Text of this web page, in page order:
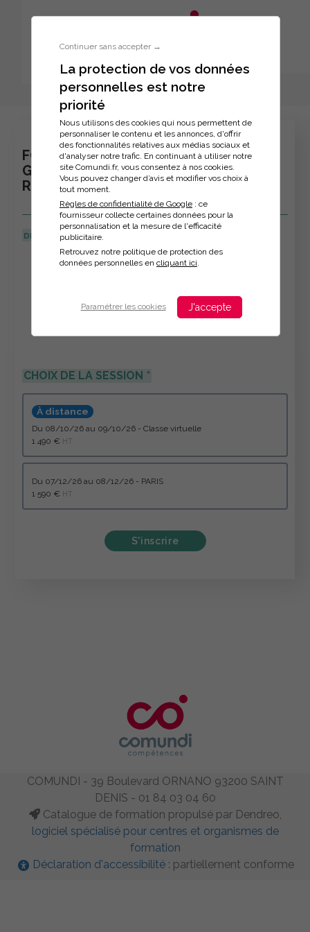
Continuer sans accepter →
La protection de vos données
personnelles est notre
priorité
Nous utilisons des cookies qui nous permettent de
personnaliser le contenu et les annonces, d'offrir
des fonctionnalités relatives aux médias sociaux et
d'analyser notre trafic. En continuant à utiliser notre
site Comundi.fr, vous consentez à nos cookies.
Vous pouvez changer d’avis et modifier vos choix à
tout moment.
Règles de confidentialité de Google : ce
fournisseur collecte certaines données pour la
personnalisation et la mesure de l'efficacité
publicitaire.
Retrouvez notre politique de protection des
données personnelles en cliquant ici
Paramétrer les cookies J'accepte
Inscription à la formation
FORMATION : RÉFÉRENCEMENT SUR
GOOGLE ET LES AUTRES MOTEURS DE
RECHERCHE A L'ERE DE L'IA
DERNIÈRE MISE À JOUR :
Veuillez décrire votre situation
CHOIX DE LA SESSION
À distance
du 08/10/26 au 09/10/26 - Classe virtuelle
1 490 € HT
du 07/12/26 au 08/12/26 - PARIS
1 590 € HT
S'inscrire
COMUNDI - 39 Boulevard ORNANO 93200 SAINT
DENIS - 01 84 03 04 60
Catalogue de formation propulsé par Dendreo,
logiciel spécialisé pour centres et organismes de
formation
Déclaration d'accessibilité : partiellement conforme